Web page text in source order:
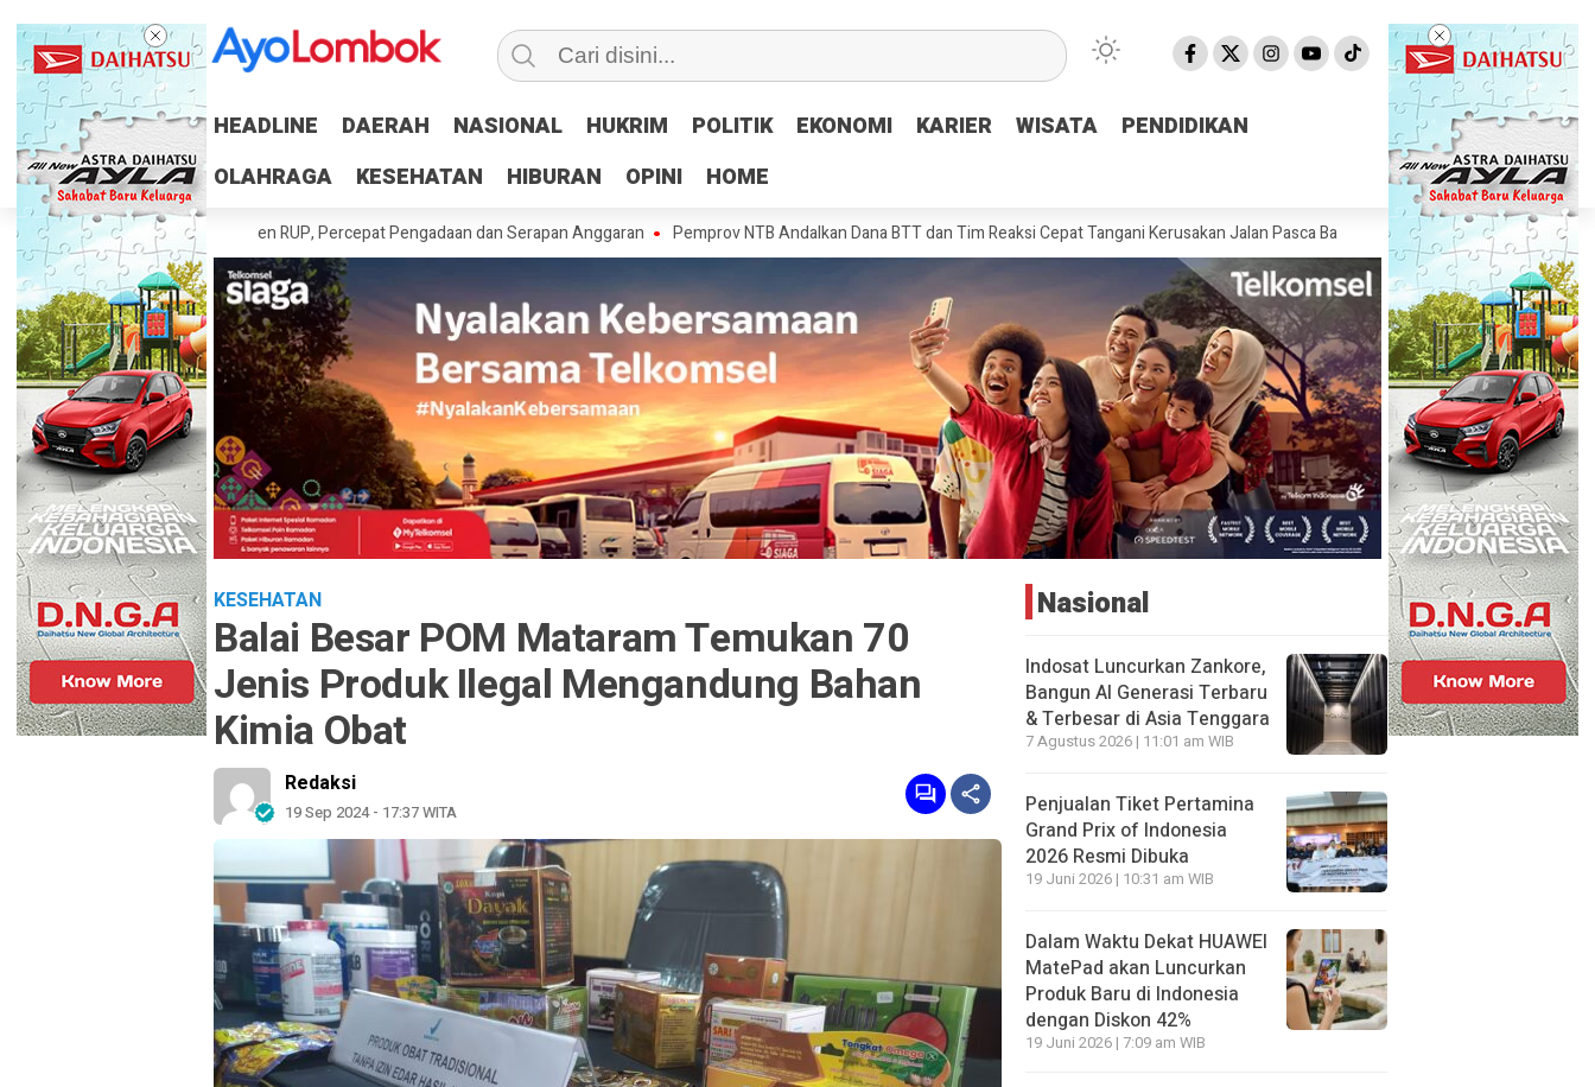
HEADLINE DAERAH NASIONAL HUKRIM POLITIK EKONOMI KARIER WISATA
PENDIDIKAN
OLAHRAGA
KESEHATAN HIBURAN OPINI HOME
HEADLINE DAERAH NASIONAL HUKRIM POLITIK EKONOMI KARIER WISATA
PENDIDIKAN
OLAHRAGA
KESEHATAN HIBURAN OPINI HOME
Tuntaskan 100 Persen RUP, Percepat Pengadaan dan Serapan Anggaran Pemprov NTB Andalkan Dana BTT dan Tim Reaksi Cepat Tangani Kerusakan Jalan Pasca Banjir Pemprov NTB Segera Luncurkan
KESEHATAN
Balai Besar POM Mataram Temukan 70
Jenis Produk Ilegal Mengandung Bahan
Kimia Obat
Redaksi
19 Sep 2024 - 17:37 WITA
Nasional
Indosat Luncurkan Zankore,
Bangun AI Generasi Terbaru
& Terbesar di Asia Tenggara
7 Agustus 2026 | 11:01 am WIB
Penjualan Tiket Pertamina
Grand Prix of Indonesia
2026 Resmi Dibuka
19 Juni 2026 | 10:31 am WIB
Dalam Waktu Dekat HUAWEI
MatePad akan Luncurkan
Produk Baru di Indonesia
dengan Diskon 42%
19 Juni 2026 | 7:09 am WIB